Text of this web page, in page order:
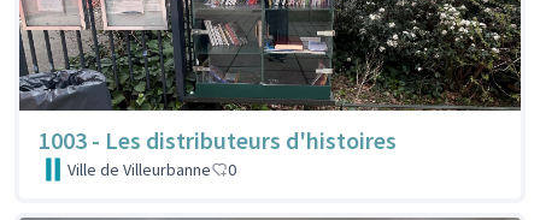
1003 - Les distributeurs d'histoires
Ville de Villeurbanne 0